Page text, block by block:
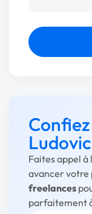
Ludovic
Faites appel
avancer votre
freelances
parfaitement